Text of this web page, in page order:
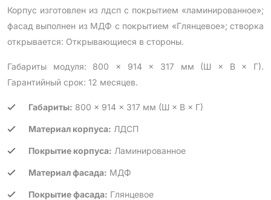
Корпус изготовлен из лдсп с покрытием «ламинированное»;
фасад выполнен из МДФ с покрытием «Глянцевое»; створка
открывается: Открывающиеся в стороны.
Габариты модуля: 800 × 914 × 317 мм (Ш × В × Г).
Гарантийный срок: 12 месяцев.
Габариты: 800 × 914 × 317 мм (Ш × В × Г)
Материал корпуса: ЛДСП
Покрытие корпуса: Ламинированное
Материал фасада: МДФ
Покрытие фасада: Глянцевое